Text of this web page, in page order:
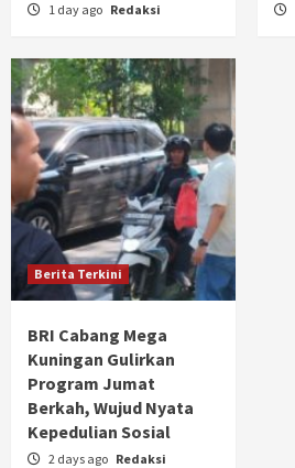
1 day ago Redaksi
Berita Terkini
BRI Cabang Mega
Kuningan Gulirkan
Program Jumat
Berkah, Wujud Nyata
Kepedulian Sosial
2 days ago Redaksi